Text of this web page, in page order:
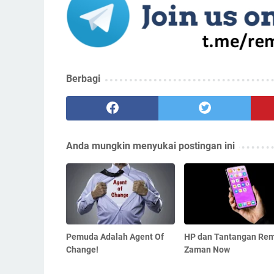
Berbagi
Anda mungkin menyukai postingan ini
Pemuda Adalah Agent Of
Change!
HP dan Tantangan
Zaman Now